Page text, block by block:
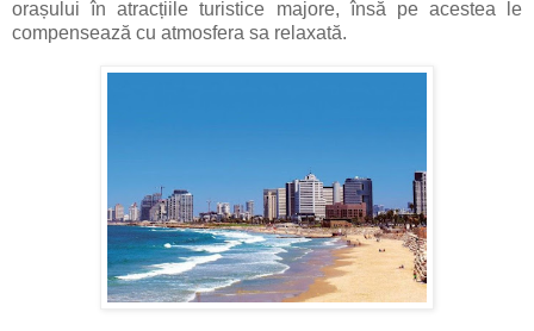
orașului în atracțiile turistice majore, însă pe acestea le
compensează cu atmosfera sa relaxată.